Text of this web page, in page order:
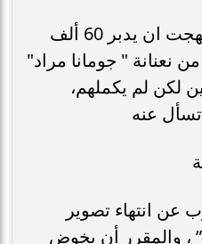
وعلى جانب أخر يحاول بهجت ان يدبر 60 ألف
نعنانة " جومانا مراد"
لكن لم يكملهم،
عنه
انتهاء تصوير
، والمقرر أن يخوض